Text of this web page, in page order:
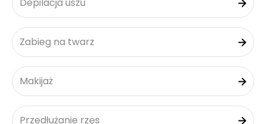
Zabieg na twarz
Makijaż
Przedłużanie rzęs